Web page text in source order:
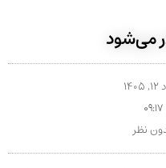
۰۹:۱۷
نظر